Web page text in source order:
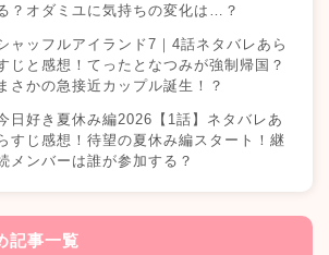
？オダミユに気持ちの変化は…？
ャッフルアイランド7｜4話ネタバレあら
じと感想！てったとなつみが強制帰国？
まさかの急接近カップル誕生！？
日好き夏休み編2026【1話】ネタバレあ
すじ感想！待望の夏休み編スタート！継
メンバーは誰が参加する？
一覧